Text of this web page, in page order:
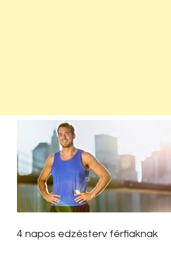
4 napos edzésterv férfiaknak